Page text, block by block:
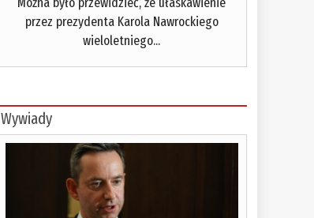
przez prezydenta Karola Nawrockiego
wieloletniego...
Wywiady